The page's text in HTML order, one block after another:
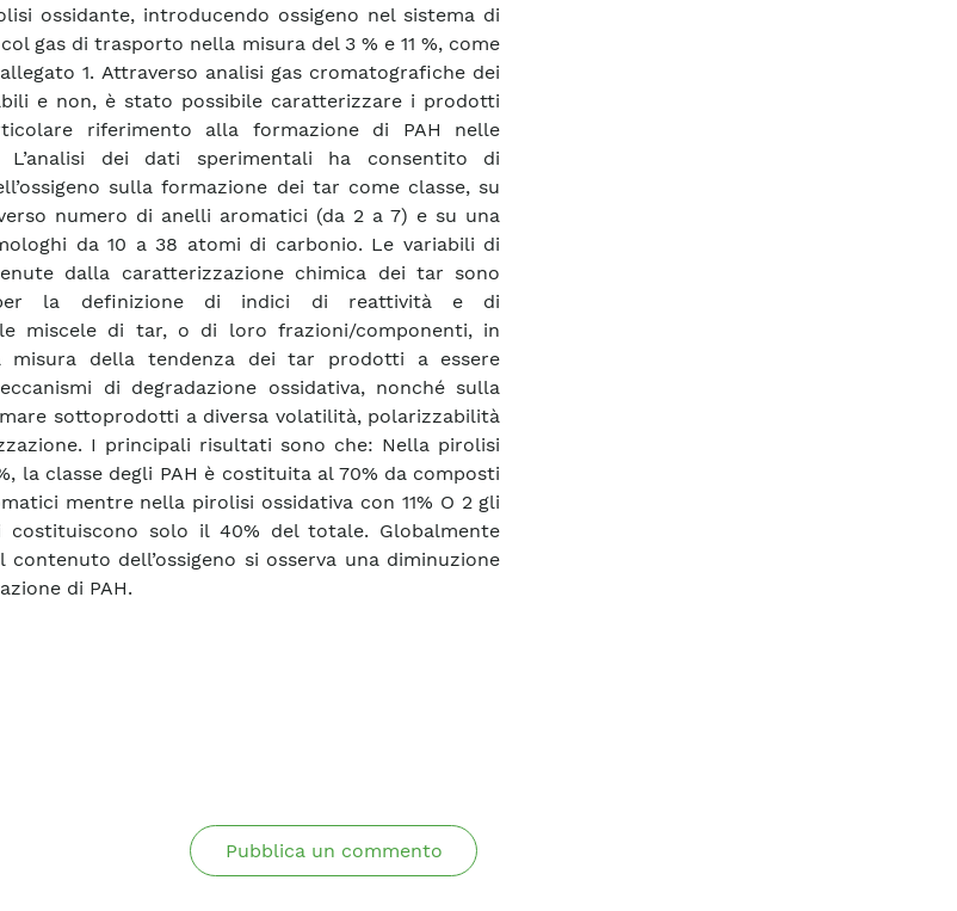
ossidante, introducendo ossigeno nel sistema di
gas di trasporto nella misura del 3 % e 11 %, come
1. Attraverso analisi gas cromatografiche dei
e non, è stato possibile caratterizzare i prodotti
riferimento alla formazione di PAH nelle
L’analisi dei dati sperimentali ha consentito di
sulla formazione dei tar come classe, su
numero di anelli aromatici (da 2 a 7) e su una
da 10 a 38 atomi di carbonio. Le variabili di
dalla caratterizzazione chimica dei tar sono
la definizione di indici di reattività e di
miscele di tar, o di loro frazioni/componenti, in
misura della tendenza dei tar prodotti a essere
di degradazione ossidativa, nonché sulla
sottoprodotti a diversa volatilità, polarizzabilità
I principali risultati sono che: Nella pirolisi
la classe degli PAH è costituita al 70% da composti
mentre nella pirolisi ossidativa con 11% O 2 gli
costituiscono solo il 40% del totale. Globalmente
contenuto dell’ossigeno si osserva una diminuzione
di PAH.
Pubblica un commento